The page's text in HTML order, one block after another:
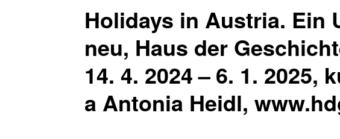
Holidays in Austria. Ein
neu, Haus der
14. 4. 2024 – 6. 1.
a Antonia Heidl,